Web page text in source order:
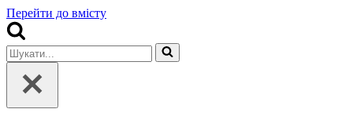
Перейти до вмісту
Шукати...